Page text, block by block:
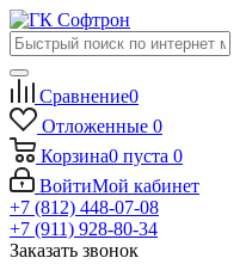
Сравнение0
Отложенные 0
Корзина0 пуста 0
ВойтиМой кабинет
+7 (812) 448-07-08
+7 (911) 928-80-34
Заказать звонок